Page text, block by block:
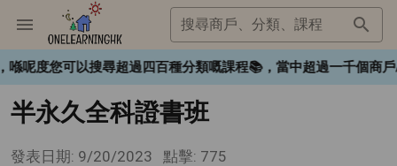
搜尋商戶、分類、課程
您可以搜尋超過四百種分類嘅課程📚，當中超過一千個商戶/
半永久全科證書班
發表日期: 9/20/2023 點擊: 775